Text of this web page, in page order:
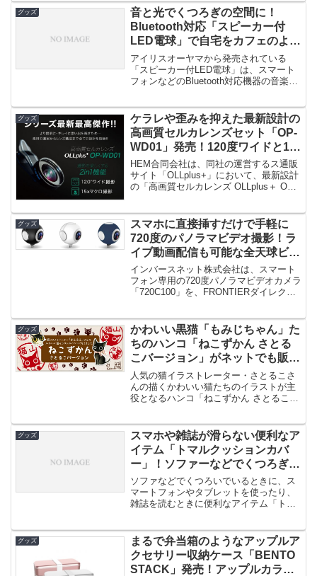
グッズ
音と光でくつろぎの空間に！
Bluetooth対応「スピーカー付
LED電球」で自宅をカフェのよう
に
アイリスオーヤマから発売されている
「スピーカー付LED電球」は、スマート
フォンなどのBluetooth対応機器の音楽を
グッズ
ケラレや歪みを抑えた最新設計の
高画質セルカレンズセット「OP-
WD01」発売！120度ワイドと15
倍マクロがセットで簡単に表現力
の向上を！
HEM合同会社は、同社の運営するス通販
サイト「OLLplus+」において、最新設計
の「高画質セルカレンズ OLLplus＋ OP-
グッズ
スマホに直接挿すだけで手軽に
720度のパノラマビデオ撮影！ラ
イブ動画配信も可能な全天球ビデ
オカメラ「720C100」発売！
インバースネット株式会社は、スマート
フォン専用の720度パノラマビデオカメラ
「720C100」を、FRONTIERダイレクト
グッズ
かわいい黒猫「もみじちゃん」た
ちのハンコ「ねこずかん さとる
こバージョン」がネットでも販売
開始！
人気の猫イラストレーター・さとるこさ
んの描くかわいい猫たちのイラストが主
役となるハンコ「ねこずかん さとるこバ
グッズ
スマホや雑誌が滑らない便利なア
イテム「トマルクッションカバ
ー」！ソファーなどでくつろぎな
がらスマホを！
ソファなどでくつろいでいるときに、ス
マートフォンやタブレットを使ったり、
雑誌を読むときに便利なアイテム「トマ
グッズ
まるで弁当箱のようなアップルア
クセサリー収納ケース「BENTO
STACK」発売！アップルカラー